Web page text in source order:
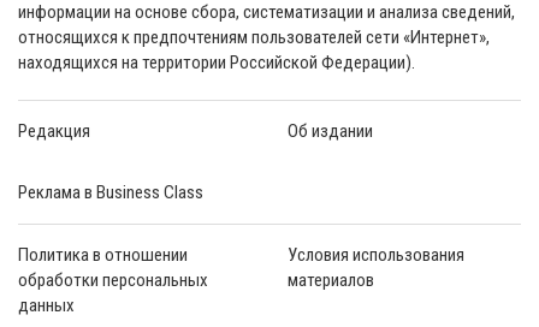
информации на основе сбора, систематизации и анализа сведений,
относящихся к предпочтениям пользователей сети «Интернет»,
находящихся на территории Российской Федерации).
Редакция Об издании
Реклама в Business Class
Политика в отношении
обработки персональных
данных
Условия использования
материалов